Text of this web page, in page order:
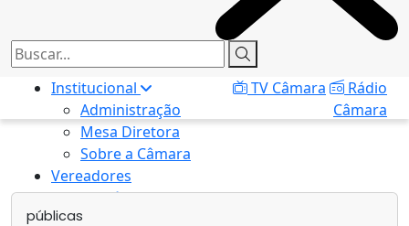
Institucional
Administração
Mesa Diretora
Sobre a Câmara
Vereadores
Transparência
TV Câmara
Rádio
Câmara
públicas